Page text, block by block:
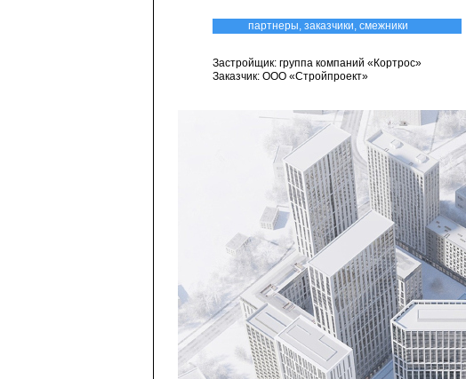
партнеры, заказчики, смежники
Застройщик: группа компаний «Кортрос»
Заказчик: ООО «Стройпроект»